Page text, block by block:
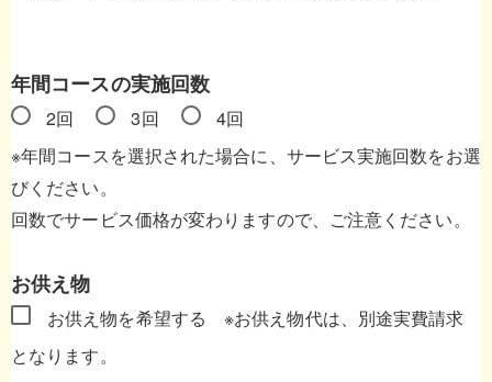
年間コースの実施回数
2回 3回
4回
※年間コースを選択された場合に、サービス実施回数をお選
びください。
回数でサービス価格が変わりますので、ご注意ください。
お供え物
お供え物を希望する ※お供え物代は、別途実費請求
となります。